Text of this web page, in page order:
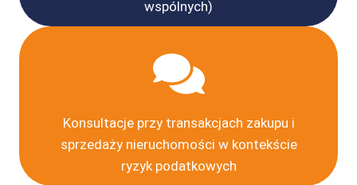
wspólnych)
Konsultacje przy transakcjach zakupu i
sprzedaży nieruchomości w kontekście
ryzyk podatkowych